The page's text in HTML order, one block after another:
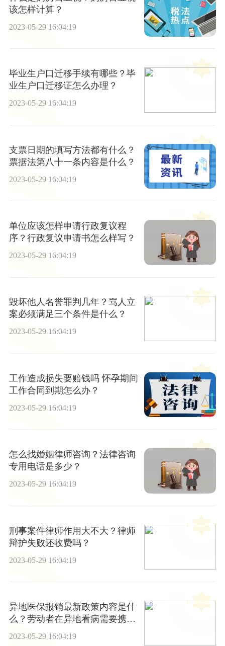
该怎样计算？
2023-05-29 16:04:19
毕业生户口迁移手续有哪些？毕
业生户口迁移证怎么办理？
2023-05-29 16:04:19
支票日期的填写方法都有什么？
票据法第八十一条内容是什么？
2023-05-29 16:04:19
单位应该怎样申请行政复议程
序？行政复议申请书怎么样写？
2023-05-29 16:04:19
毁坏他人名誉罪判几年？骂人立
案必须满足三个条件是什么？
2023-05-29 16:04:19
工作造成损失要赔钱吗 怀孕期间
工作合同到期怎么办？
2023-05-29 16:04:19
怎么找婚姻律师咨询？法律咨询
专用电话是多少？
2023-05-29 16:04:19
刑事案件律师作用大不大？律师
辩护失败还收费吗？
2023-05-29 16:04:19
异地医保报销最新政策内容是什
么？劳动者在异地看病需要携带
2023-05-29 16:04:19